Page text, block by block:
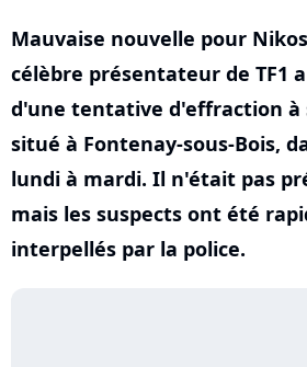
Mauvaise nouvelle pour
célèbre présentateur de TF1
d'une tentative d'effraction à
situé à Fontenay-sous-Bois,
lundi à mardi. Il n'était pas
mais les suspects ont été
interpellés par la police.